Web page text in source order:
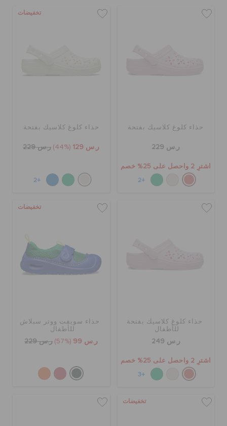
مميز
الطلبيات المرتجعة
خدمة العملاء
حذاء كلوغ كلاسيك بفتحة
ر.س 229
اشترِ 2 واحصل على 25% خصم
+2
تخفيضات
حذاء كلوغ كلاسيك بفتحة
ر.س 129 (44%) ر.س 229
+2
حذاء كلوغ كلاسيك بفتحة
للأطفال
ر.س 249
اشترِ 2 واحصل على 25% خصم
+3
تخفيضات
حذاء سويفت ووتر سبلاش
للأطفال
ر.س 99 (57%) ر.س 229
تخفيضات